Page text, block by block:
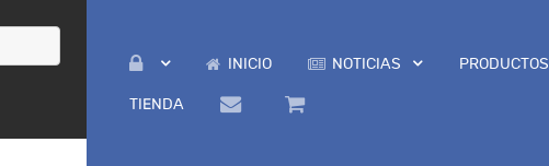
INICIO NOTICIAS PRODUCTOS
TIENDA